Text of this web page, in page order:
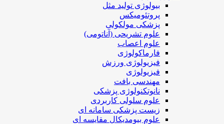
بیولوژی تولید مثل
پروتئومیکس
پزشکی مولکولی
علوم تشریحی (آناتومی)
علوم اعصاب
فارماکولوژی
فیزیولوژی ورزش
فیزیولوژی
مهندسی بافت
نانوتکنولوژی پزشکی
علوم سلولی کاربردی
زیست پزشکی سامانه ای
علوم بیومدیکال مقایسه ای